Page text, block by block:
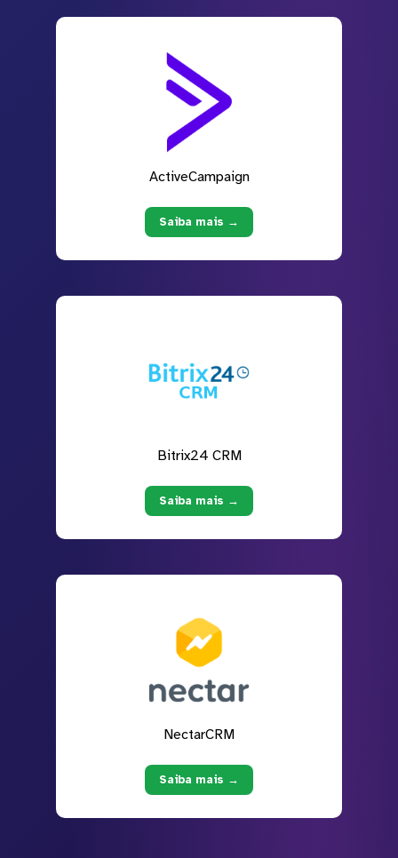
ActiveCampaign
Saiba mais →
Bitrix24 CRM
Saiba mais →
NectarCRM
Saiba mais →